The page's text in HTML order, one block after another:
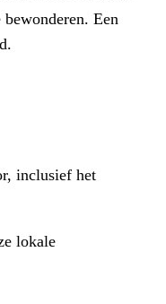
Een
inclusief het
lokale